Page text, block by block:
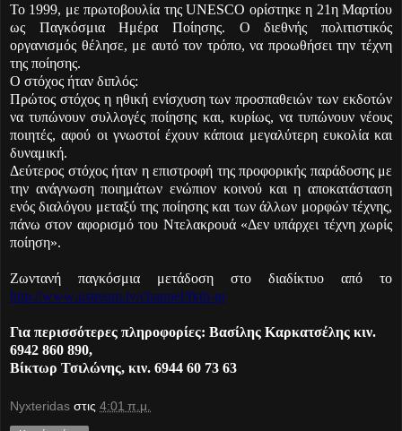
Το 1999, με πρωτοβουλία τηςUNESCO ορίστηκε η 21η Μαρτίου
ως Παγκόσμια Ημέρα Ποίησης. Ο διεθνής πολιτιστικός
οργανισμός θέλησε, με αυτό τον τρόπο, να προωθήσει την τέχνη
της ποίησης.
Ο στόχος ήταν διπλός:
Πρώτος στόχος ηηθική ενίσχυση των προσπαθειών των εκδοτών
να τυπώνουν συλλογές ποίησης και, κυρίως, να τυπώνουν νέους
ποιητές, αφού οι γνωστοί έχουν κάποια μεγαλύτερη ευκολία και
δυναμική.
Δεύτερος στόχος ήταν η επιστροφή της προφορικής παράδοσης με
την ανάγνωση ποιημάτων ενώπιον κοινού και η αποκατάσταση
ενός διαλόγου μεταξύ της ποίησης και των άλλων μορφών τέχνης,
πάνω στον αφορισμό του Ντελακρουά «Δεν υπάρχει τέχνη χωρίς
ποίηση».
Ζωντανή παγκόσμια μετάδοση στο διαδίκτυο από το
http://www.ustream.tv/channel/fkth-gr
Για περισσότερες πληροφορίες: Βασίλης Καρκατσέλης κιν.
6942 860 890,
Βίκτωρ Τσιλώνης, κιν. 6944 60 73 63
Nyxteridas στις 4:01 π.μ.